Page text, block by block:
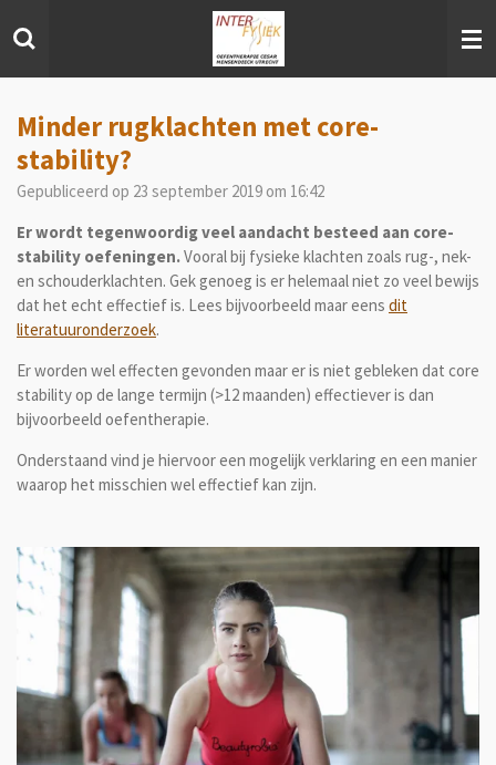
direct
hoofdinhoud
Minder rugklachten met core-
stability?
Gepubliceerd op 23 september 2019 om 16:42
Er wordt tegenwoordig veel aandacht besteed aan core-
stability oefeningen.Vooral bij fysieke klachten zoals rug-, nek-
en schouderklachten. Gek genoeg is er helemaal niet zo veel bewijs
dat het echt effectief is. Lees bijvoorbeeld maar eens dit
literatuuronderzoek.
Er worden wel effecten gevonden maar er is niet gebleken dat core
stability op de lange termijn (>12 maanden) effectiever is dan
bijvoorbeeld oefentherapie.
Onderstaand vind je hiervoor een mogelijk verklaring en een manier
waarop het misschien wel effectief kan zijn.